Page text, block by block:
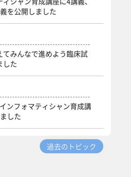
を公開しました
てみんなで進めよう臨床試
した
ンフォマティシャン育成講
した
過去のトピック ...